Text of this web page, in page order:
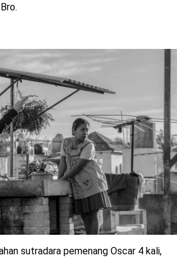
sutradara pemenang Oscar 4 kali,